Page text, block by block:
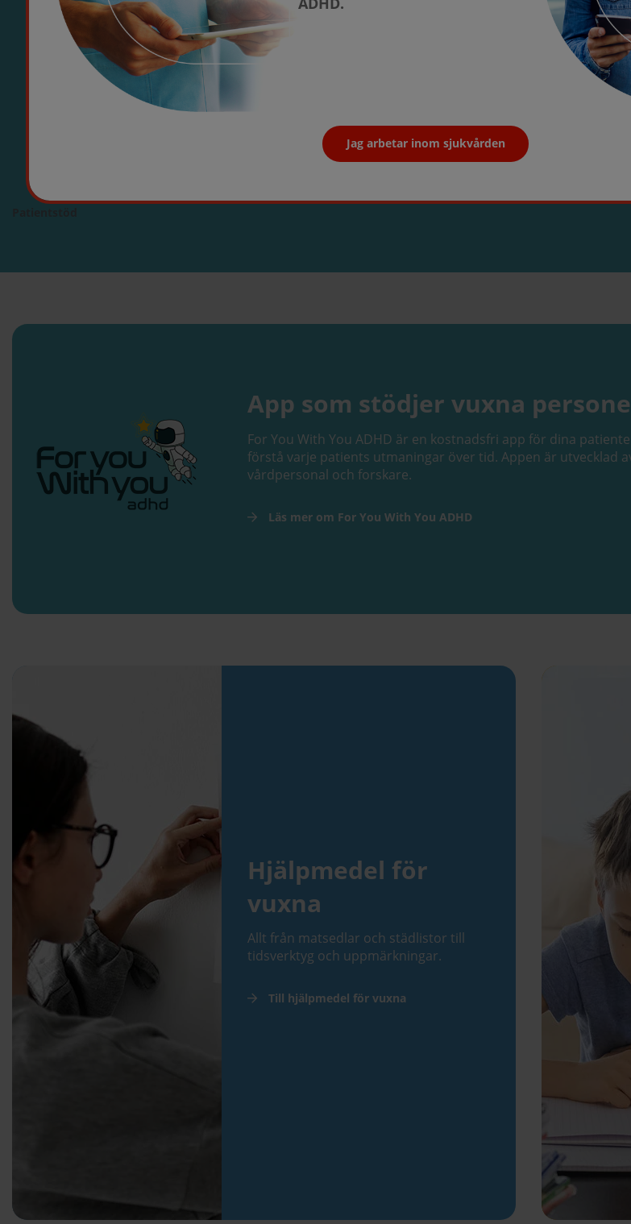
App som stödjer vuxna
For You With You ADHD är en kostnadsfri app för dina
förstå varje patients utmaningar över tid. Appen är utvecklad
vårdpersonal och forskare.
Läs mer om For You With You ADHD
Hjälpmedel för
vuxna
Allt från matsedlar och städlistor till
tidsverktyg och uppmärkningar.
Till hjälpmedel för vuxna
Jag arbetar inom sjukvården